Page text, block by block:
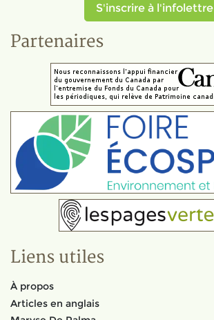
S'inscrire à l'infolettre
Partenaires
Liens utiles
À propos
Articles en anglais